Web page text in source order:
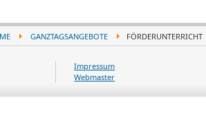
GANZTAGSANGEBOTE FÖRDERUNTERRICHT
Impressum
Webmaster